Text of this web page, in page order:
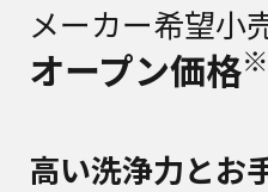
メーカー希望小
オープン価格※
高い洗浄力とお